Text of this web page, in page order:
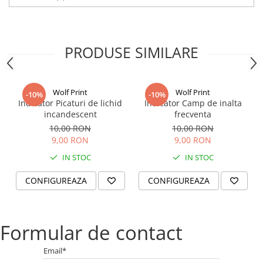
PRODUSE SIMILARE
-10% Wolf Print
Indicator Picaturi de lichid
incandescent
10,00 RON
9,00 RON
IN STOC
CONFIGUREAZA
-10% Wolf Print
Indicator Camp de inalta
frecventa
10,00 RON
9,00 RON
IN STOC
CONFIGUREAZA
Formular de contact
Email*